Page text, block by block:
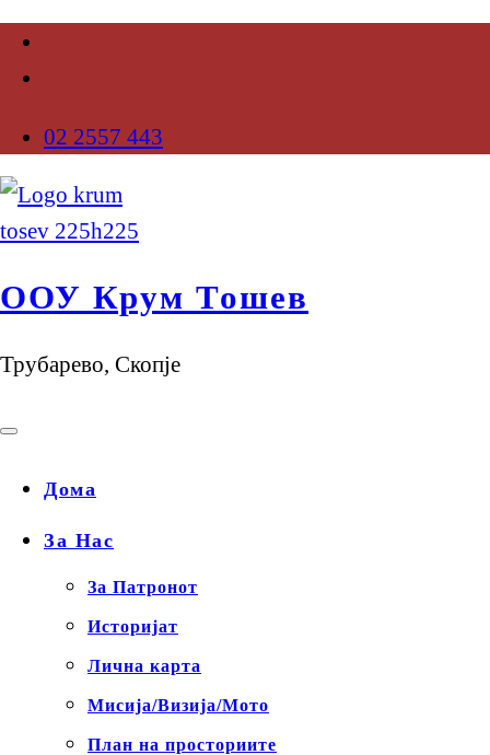
02 2557 443
ООУ Крум Тошев
Трубарево, Скопје
Дома
За Нас
За Патронот
Историјат
Лична карта
Мисија/Визија/Мото
План на просториите